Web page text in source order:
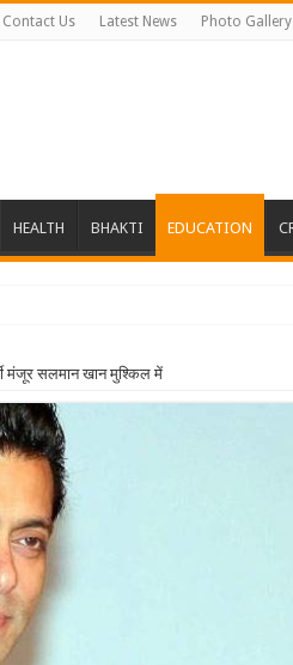
Contact Us Latest News Photo
HEALTH BHAKTI EDUCATION
मंजूर सलमान खान मुश्किल में